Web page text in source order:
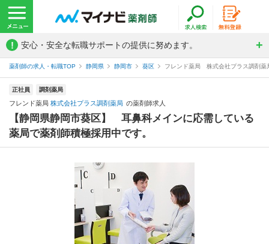
! 安心・安全な転職サポートの提供に努めます。
薬剤師の求人・転職TOP 静岡県 静岡市 葵区 フレンド薬局 株式会社プラス調剤薬
正社員 調剤薬局
フレンド薬局 株式会社プラス調剤薬局 の薬剤師求人
【静岡県静岡市葵区】 耳鼻科メインに応需している
薬局で薬剤師積極採用中です。